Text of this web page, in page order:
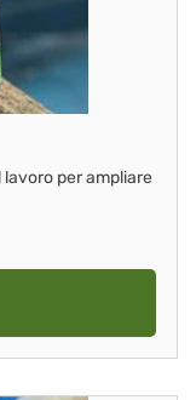
per ampliare